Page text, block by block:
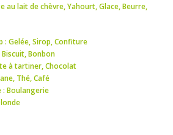
au lait de chèvre,Yahourt,Glace,Beurre,
: Gelée,Sirop,Confiture
,Bonbon
à tartiner,Chocolat
, Thé,Café
: Boulangerie